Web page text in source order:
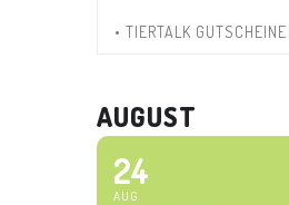
• TIERTALK GUTSCHEINE
AUGUST
24
AUG